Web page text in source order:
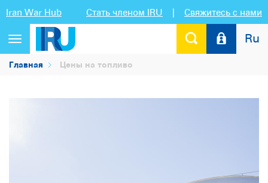
Iran War Hub Стать членом IRU | Свяжитесь с нами
Переключить
навигацию
Ru
Главная Цены на топливо